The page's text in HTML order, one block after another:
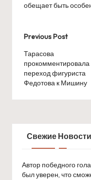
обещает быть
Post
navigation
Previous Post
Тарасова
прокомментировала
переход фигуриста
Федотова к Мишину
Свежие
Автор победного
был уверен, что